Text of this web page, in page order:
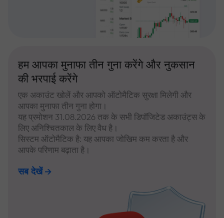
हम आपका मुनाफा तीन गुना करेंगे और नुकसान
की भरपाई करेंगे
एक अकाउंट खोलें और आपको ऑटोमैटिक सुरक्षा मिलेगी और
आपका मुनाफा तीन गुना होगा।
यह प्रमोशन 31.08.2026 तक के सभी डिपॉजिटेड अकाउंट्स के
लिए अनिश्चितकाल के लिए वैध है।
सिस्टम ऑटोमैटिक है: यह आपका जोखिम कम करता है और
आपके परिणाम बढ़ाता है।
सब देखें